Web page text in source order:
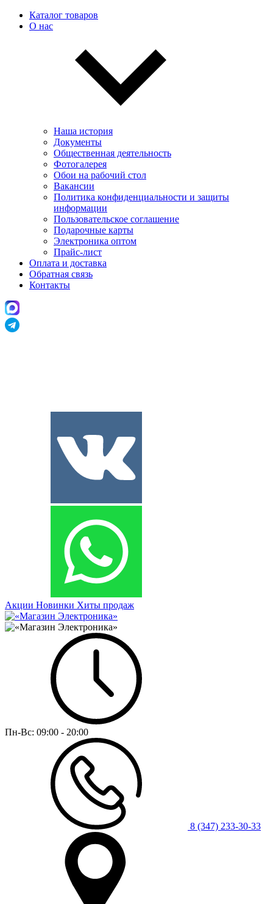
Каталог товаров
О нас
Наша история
Документы
Общественная деятельность
Фотогалерея
Обои на рабочий стол
Вакансии
Политика конфиденциальности и защиты
информации
Пользовательскоe соглашение
Подарочные карты
Электроника оптом
Прайс-лист
Оплата и доставка
Обратная связь
Контакты
Акции Новинки Хиты продаж
Пн-Вс: 09:00 - 20:00
8 (347) 233-30-33